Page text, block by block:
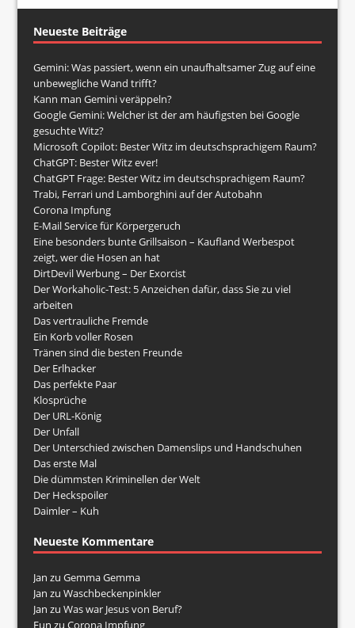
Neueste Beiträge
Gemini: Was passiert, wenn ein unaufhaltsamer Zug auf eine
unbewegliche Wand trifft?
Kann man Gemini veräppeln?
Google Gemini: Welcher ist der am häufigsten bei Google
gesuchte Witz?
Microsoft Copilot: Bester Witz im deutschsprachigem Raum?
ChatGPT: Bester Witz ever!
ChatGPT Frage: Bester Witz im deutschsprachigem Raum?
Trabi, Ferrari und Lamborghini auf der Autobahn
Corona Impfung
E-Mail Service für Körpergeruch
Eine besonders bunte Grillsaison – Kaufland Werbespot
zeigt, wer die Hosen an hat
DirtDevil Werbung – Der Exorcist
Der Workaholic-Test: 5 Anzeichen dafür, dass Sie zu viel
arbeiten
Das vertrauliche Fremde
Ein Korb voller Rosen
Tränen sind die besten Freunde
Der Erlhacker
Das perfekte Paar
Klosprüche
Der URL-König
Der Unfall
Der Unterschied zwischen Damenslips und Handschuhen
Das erste Mal
Die dümmsten Kriminellen der Welt
Der Heckspoiler
Daimler – Kuh
Neueste Kommentare
Jan zuGemma Gemma
Jan zuWaschbeckenpinkler
Jan zuWas war Jesus von Beruf?
Fun zuCorona Impfung